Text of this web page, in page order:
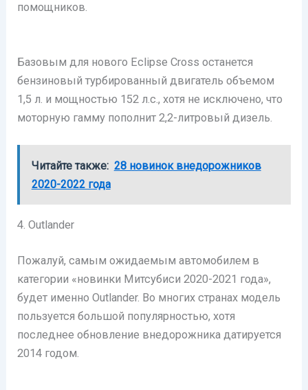
помощников.
Базовым для нового Eclipse Cross останется
бензиновый турбированный двигатель объемом
1,5 л. и мощностью 152 л.с., хотя не исключено, что
моторную гамму пополнит 2,2-литровый дизель.
Читайте также: 28 новинок внедорожников
2020-2022 года
4. Outlander
Пожалуй, самым ожидаемым автомобилем в
категории «новинки Митсубиси 2020-2021 года»,
будет именно Outlander. Во многих странах модель
пользуется большой популярностью, хотя
последнее обновление внедорожника датируется
2014 годом.